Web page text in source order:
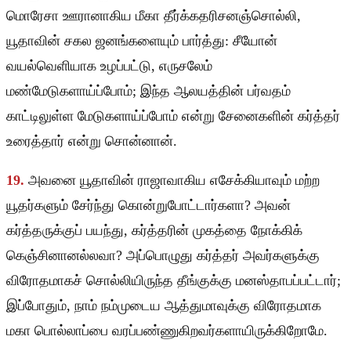
மொரேசா ஊரானாகிய மீகா தீர்க்கதரிசனஞ்சொல்லி,
யூதாவின் சகல ஜனங்களையும் பார்த்து: சீயோன்
வயல்வெளியாக உழப்பட்டு, எருசலேம்
மண்மேடுகளாய்ப்போம்; இந்த ஆலயத்தின் பர்வதம்
காட்டிலுள்ள மேடுகளாய்ப்போம் என்று சேனைகளின் கர்த்தர்
உரைத்தார் என்று சொன்னான்.
19. அவனை யூதாவின் ராஜாவாகிய எசேக்கியாவும் மற்ற
யூதர்களும் சேர்ந்து கொன்றுபோட்டார்களா? அவன்
கர்த்தருக்குப் பயந்து, கர்த்தரின் முகத்தை நோக்கிக்
கெஞ்சினானல்லவா? அப்பொழுது கர்த்தர் அவர்களுக்கு
விரோதமாகச் சொல்லியிருந்த தீங்குக்கு மனஸ்தாபப்பட்டார்;
இப்போதும், நாம் நம்முடைய ஆத்துமாவுக்கு விரோதமாக
மகா பொல்லாப்பை வரப்பண்ணுகிறவர்களாயிருக்கிறோமே.